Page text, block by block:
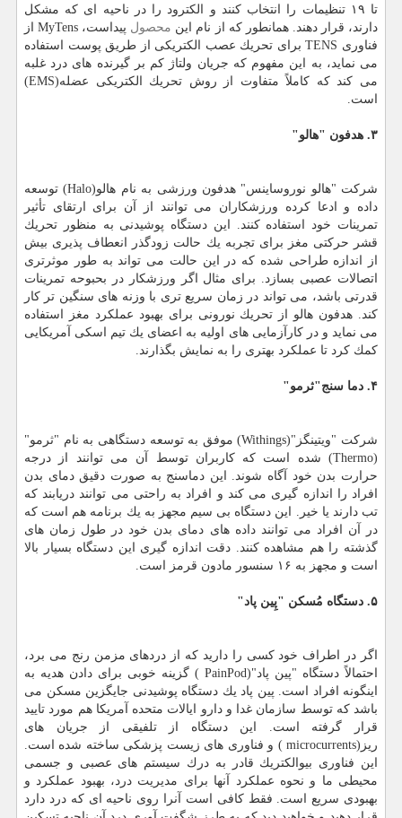
تا ۱۹ تنظیمات را انتخاب كنند و الكترود را در ناحیه ای كه مشكل
دارند، قرار دهند. همانطور كه از نام این محصول
پیداست، MyTens از
فناوری TENS برای تحریك عصب الكتریكی از طریق پوست استفاده
می نماید، به این مفهوم كه جریان ولتاژ كم بر گیرنده های درد غلبه
می كند كه كاملاً متفاوت از روش تحریك الكتریكی عضله(EMS)
است.
۳. هدفون "هالو"
شركت "هالو نوروساینس" هدفون ورزشی به نام هالو(Halo) توسعه
داده و ادعا كرده ورزشكاران می توانند از آن برای ارتقای تأثیر
تمرینات خود استفاده كنند. این دستگاه پوشیدنی به منظور تحریك
قشر حركتی مغز برای تجربه یك حالت زودگذر انعطاف پذیری بیش
از اندازه طراحی شده كه در این حالت می تواند به طور موثرتری
اتصالات عصبی بسازد. برای مثال اگر ورزشكار در بحبوحه تمرینات
قدرتی باشد، می تواند در زمان سریع تری با وزنه های سنگین تر كار
كند. هدفون هالو از تحریك نورونی برای بهبود عملكرد مغز استفاده
می نماید و در كارآزمایی های اولیه به اعضای یك تیم اسكی آمریكایی
كمك كرد تا عملكرد بهتری را به نمایش بگذارند.
۴. دما سنج"ثرمو"
شركت "ویتینگز"(Withings) موفق به توسعه دستگاهی به نام "ثرمو"
(Thermo) شده است كه كاربران توسط آن می توانند از درجه
حرارت بدن خود آگاه شوند. این دماسنج به صورت دقیق دمای بدن
افراد را اندازه گیری می كند و افراد به راحتی می توانند دریابند كه
تب دارند یا خیر. این دستگاه بی سیم مجهز به یك برنامه هم است كه
در آن افراد می توانند داده های دمای بدن خود در طول زمان های
گذشته را هم مشاهده كنند. دقت اندازه گیری این دستگاه بسیار بالا
است و مجهز به ۱۶ سنسور مادون قرمز است.
۵. دستگاه مُسكن "پِین پاد"
اگر در اطراف خود كسی را دارید كه از دردهای مزمن رنج می برد،
احتمالاً دستگاه "پین پاد"(PainPod ) گزینه خوبی برای دادن هدیه به
اینگونه افراد است. پین پاد یك دستگاه پوشیدنی جایگزین مسكن می
باشد كه توسط سازمان غدا و دارو ایالات متحده آمریكا هم مورد تایید
قرار گرفته است. این دستگاه از تلفیقی از جریان های
ریز(microcurrents ) و فناوری های زیست پزشكی ساخته شده است.
این فناوری بیوالكتریك قادر به درك سیستم های عصبی و جسمی
محیطی ما و نحوه عملكرد آنها برای مدیریت درد، بهبود عملكرد و
بهبودی سریع است. فقط كافی است آنرا روی ناحیه ای كه درد دارد